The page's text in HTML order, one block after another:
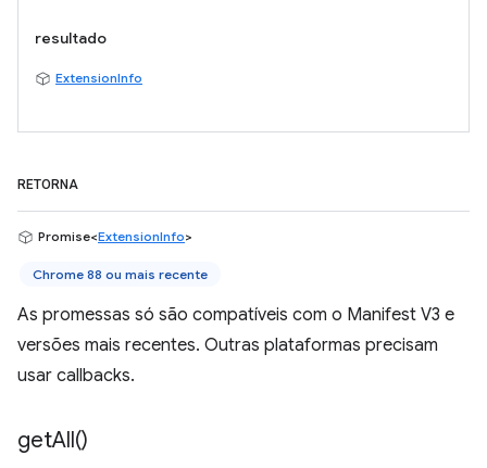
resultado
ExtensionInfo
RETORNA
Promise<ExtensionInfo>
Chrome 88 ou mais recente
As promessas só são compatíveis com o Manifest V3 e
versões mais recentes. Outras plataformas precisam
usar callbacks.
getAll()